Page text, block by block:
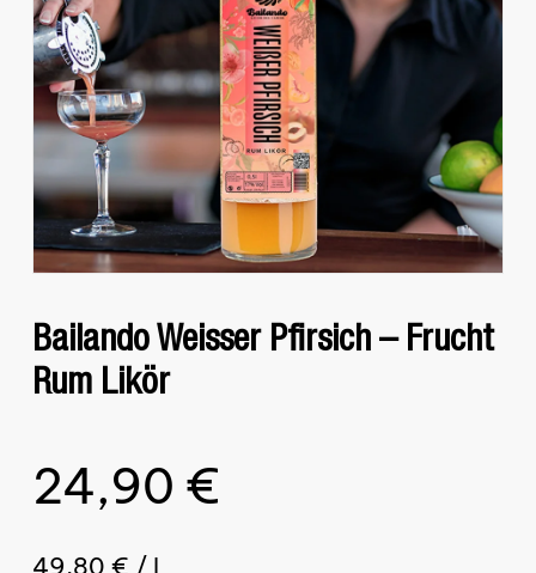
Bailando Weisser Pfirsich – Frucht
Rum Likör
24,90 €
49,80 € / l